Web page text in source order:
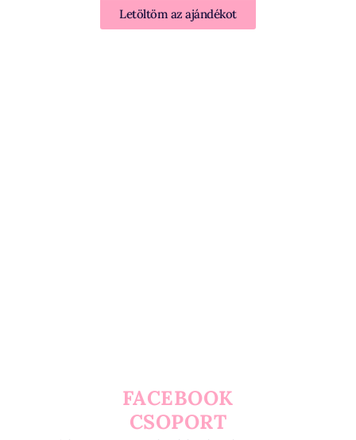
Letöltöm az ajándékot
FACEBOOK
CSOPORT